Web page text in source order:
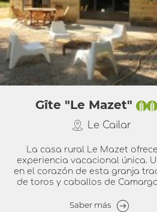
Gîte "Le Mazet"
Le Cailar
La casa rural Le Mazet
experiencia vacacional única.
en el corazón de esta granja
de toros y caballos de
Saber más